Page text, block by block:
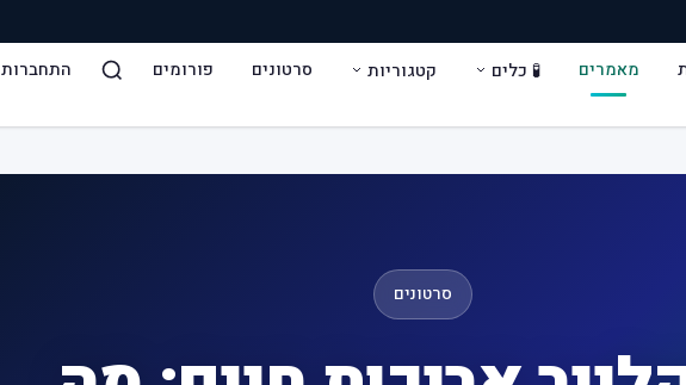
מאמרים 🧪 כלים קטגוריות סרטונים פורומים התחברות
סרטונים